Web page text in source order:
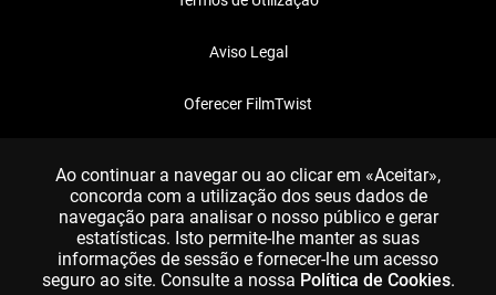
Aviso Legal
Oferecer FilmTwist
Ao continuar a navegar ou ao clicar em «Aceitar»,
concorda com a utilização dos seus dados de
navegação para analisar o nosso público e gerar
estatísticas. Isto permite-lhe manter as suas
informações de sessão e fornecer-lhe um acesso
seguro ao site. Consulte a nossa Política de Cookies.